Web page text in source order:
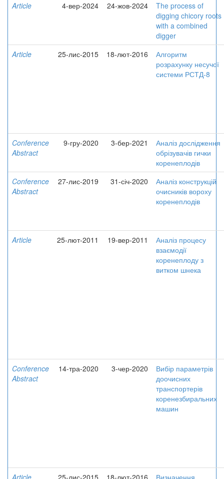
Article 4-вер-2024 24-жов-2024
The process of
digging chicory roots
with a combined
digger
Article
25-лис-2015 18-лют-2016
Алгоритм
розрахунку несучої
системи РСТД-8
Conference
Abstract
9-гру-2020 3-бер-2021
Аналіз дослідження
обрізувачів гички
коренеплодів
Conference
Abstract
27-лис-2019 31-січ-2020
Аналіз конструкцій
очисників вороху
коренеплодів
Article 25-лют-2011 19-вер-2011
Аналіз процесу
взаємодії
коренеплоду з
витком шнека
Conference
Abstract
14-тра-2020 3-чер-2020
Вибір параметрів
доочисних
транспортерів
коренезбиральних
машин
Article 25-лис-2015 18-лют-2016
Визначення